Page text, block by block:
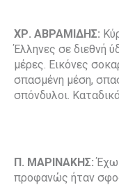
ΧΡ. ΑΒΡΑΜΙΔΗΣ:
Έλληνες σε διεθνή
μέρες. Εικόνες
σπασμένη μέση,
σπόνδυλοι.
Π. ΜΑΡΙΝΑΚΗΣ:Έχω
προφανώς ήταν